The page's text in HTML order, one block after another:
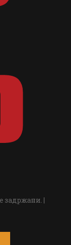
задржани. |